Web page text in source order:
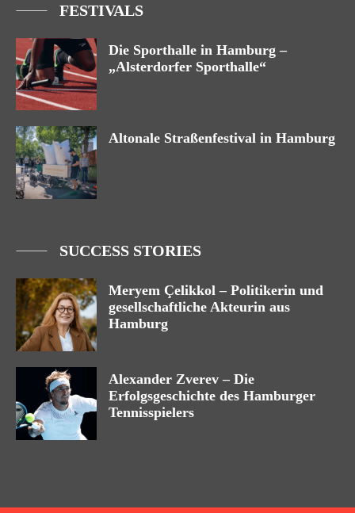
FESTIVALS
Die Sporthalle in Hamburg –
„Alsterdorfer Sporthalle“
Altonale Straßenfestival in Hamburg
SUCCESS STORIES
Meryem Çelikkol – Politikerin und
gesellschaftliche Akteurin aus
Hamburg
Alexander Zverev – Die
Erfolgsgeschichte des Hamburger
Tennisspielers